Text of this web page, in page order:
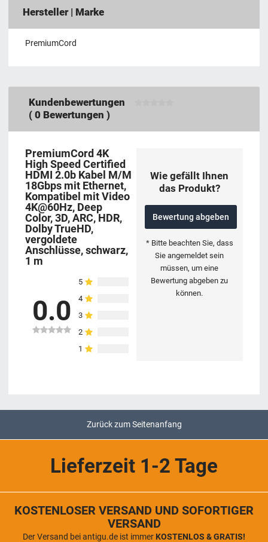
Hersteller | Marke
PremiumCord
Kundenbewertungen
( 0 Bewertungen )
PremiumCord 4K
High Speed ​​Certified
HDMI 2.0b Kabel M/M
18Gbps mit Ethernet,
Kompatibel mit Video
4K@60Hz, Deep
Color, 3D, ARC, HDR,
Dolby TrueHD,
vergoldete
Anschlüsse, schwarz,
1 m
0.0
5
4
3
2
1
Wie gefällt Ihnen
das Produkt?
Bewertung abgeben
* Bitte beachten Sie, dass
Sie angemeldet sein
müssen, um eine
Bewertung abgeben zu
können.
Zurück zum Seitenanfang
Lieferzeit 1-2 Tage
KOSTENLOSER VERSAND UND SOFORTIGER
VERSAND
Der Versand bei antigu.de ist immer KOSTENLOS & GRATIS!